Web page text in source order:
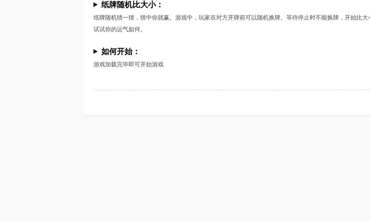
纸牌随机比大小：
纸牌随机猜一猜，猜中你就赢。游戏中，玩家在对方开牌前可以随机换牌。等待停止时不能换牌，开始比
试试你的运气如何。
如何开始：
游戏加载完毕即可开始游戏